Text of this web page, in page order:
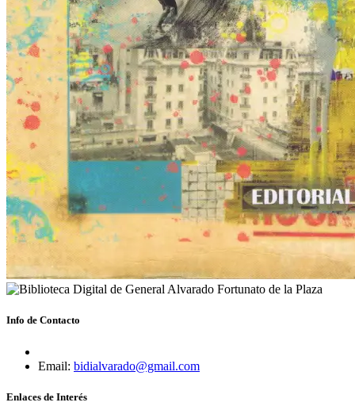
Info de Contacto
Email: bidialvarado@gmail.com
Enlaces de Interés